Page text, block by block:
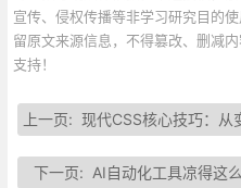
宣传、侵权传播等非学习研究目的
留原文来源信息，不得篡改、删减
支持！
上一页:现代CSS核心技巧：从变
下一页: AI自动化工具凉得这